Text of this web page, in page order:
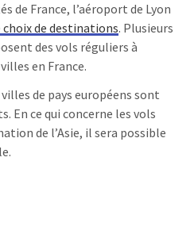
de France, l’aéroport de Lyon
choix de destinations. Plusieurs
des vols réguliers à
en France.
de pays européens sont
En ce qui concerne les vols
de l’Asie, il sera possible